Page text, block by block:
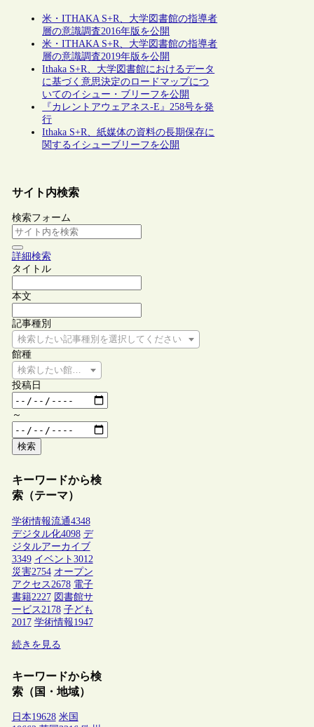
米・ITHAKA S+R、大学図書館の指導者
層の意識調査2016年版を公開
米・ITHAKA S+R、大学図書館の指導者
層の意識調査2019年版を公開
Ithaka S+R、大学図書館におけるデータ
に基づく意思決定のロードマップにつ
いてのイシュー・ブリーフを公開
『カレントアウェアネス-E』258号を発
行
Ithaka S+R、紙媒体の資料の長期保存に
関するイシューブリーフを公開
サイト内検索
検索フォーム
詳細検索
タイトル
本文
記事種別
検索したい記事種別を選択してください
館種
検索したい館種を選択してください
投稿日
～
検索
キーワードから検
索（テーマ）
学術情報流通4348
デジタル化4098 デ
ジタルアーカイブ
3349 イベント 3012
災害2754 オープン
アクセス 2678 電子
書籍2227 図書館サ
ービス 2178 子ども
2017 学術情報1947
続きを見る
キーワードから検
索（国・地域）
日本19628 米国